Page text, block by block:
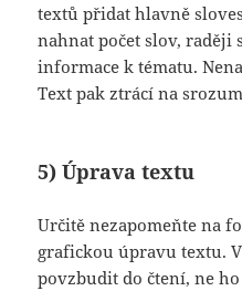
textů přidat hlavně
nahnat počet slov, raději
informace k tématu.
Text pak ztrácí na
5) Úprava textu
Určitě nezapomeňte na
grafickou úpravu textu.
povzbudit do čtení, ne